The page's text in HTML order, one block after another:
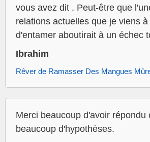
vous avez dit . Peut-être que
relations actuelles que je viens
d'entamer aboutirait à un échec
Ibrahim
Rêver de Ramasser Des Mangues
Merci beaucoup d'avoir répondu
beaucoup d'hypothèses.